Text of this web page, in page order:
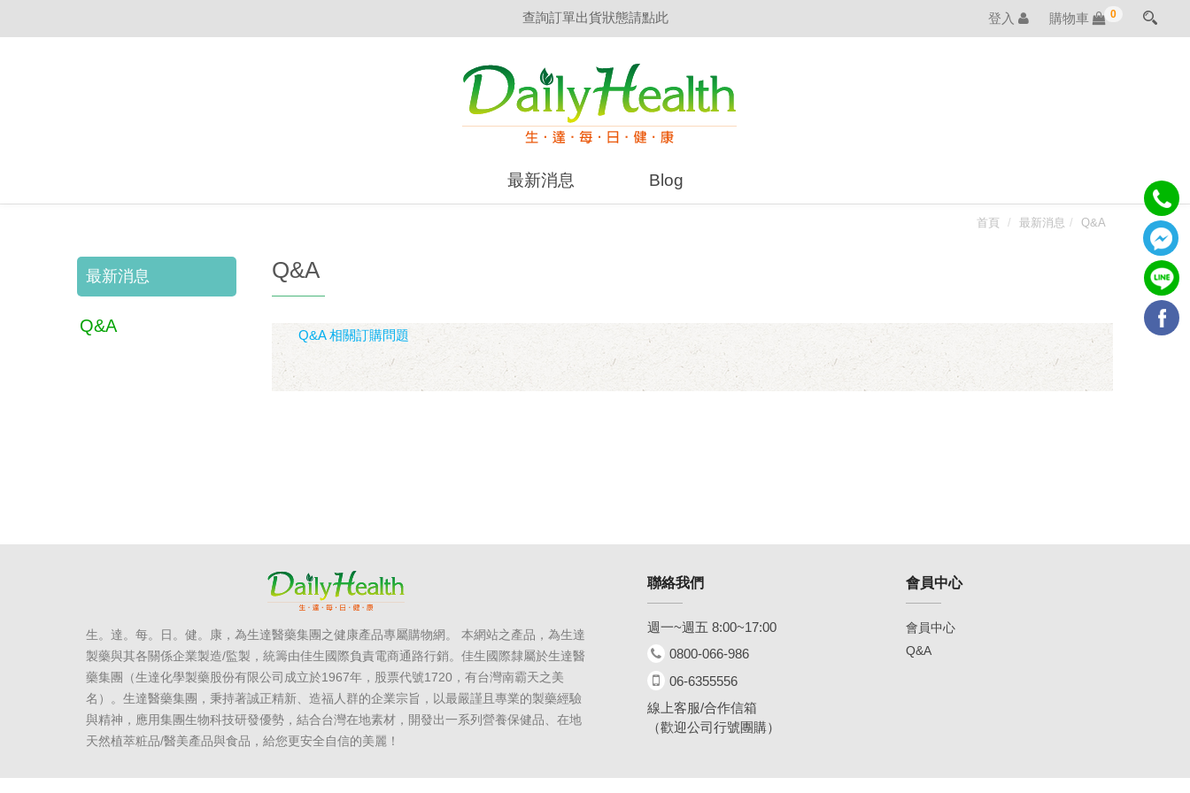
購物車 0
登入
查詢訂單出貨狀態請點此
最新消息 Blog
首頁 最新消息 Q&A
最新消息
Q&A
Q&A
Q&A 相關訂購問題
生。達。每。日。健。康，為生達醫藥集團之健康產品專屬購物網。 本網站之產品，為生達
製藥與其各關係企業製造/監製，統籌由佳生國際負責電商通路行銷。佳生國際隸屬於生達醫
藥集團（生達化學製藥股份有限公司成立於1967年，股票代號1720，有台灣南霸天之美
名）。生達醫藥集團，秉持著誠正精新、造福人群的企業宗旨，以最嚴謹且專業的製藥經驗
與精神，應用集團生物科技研發優勢，結合台灣在地素材，開發出一系列營養保健品、在地
天然植萃粧品/醫美產品與食品，給您更安全自信的美麗！
聯絡我們
週一~週五 8:00~17:00
0800-066-986
06-6355556
線上客服/合作信箱
（歡迎公司行號團購）
會員中心
會員中心
Q&A